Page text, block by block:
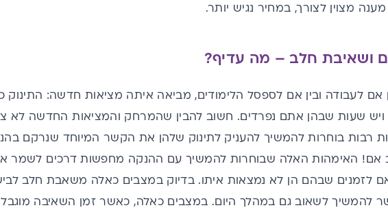
מצוין לצורך, במחיר נגיש יותר.
ושאיבת חלב – מה עדיף?
אם לעבודה ובין אם לספסל הלימודים, מביאה איתה מציאות חדשה: התינוק
ויש שעות שבהן אתם נפרדים. חשוב להבין שהמרחק והמציאות החדשה לא
רבות בוחרות להמשיך להעניק לתינוק שלהן את הקשר המיוחד שנרקם
אם! האימהות האלה שבוחרות להמשיך עם ההנקה מחפשות דרכים לשמר
לזמנים שבהם הן לא נמצאות איתו. בדיוק במצבים כאלה משאבת חלב
להמשיך לשאוב גם במהלך היום. במצבים כאלה, כאשר זמן השאיבה מוגבל